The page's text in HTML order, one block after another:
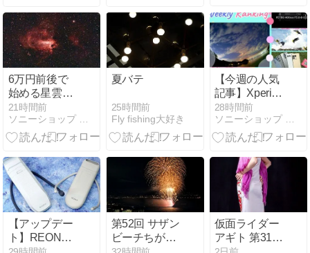
6万円前後で
始める星雲撮
影『Seestar
S30』レビュ
ー メシエ天体
ダから
21時間前
ソニーショップ テックスタッフ Blog
夏バテ
25時間前
Fly fishing大好き
【今週の人気
記事】Xperia
1 VIII耐熱検証
やSEL100400
発表など 今週
TOP7
28時間前
ソニーショップ テックスタッフ Blog
【アップデー
ト】REON
第52回 サザン
ビーチちがさ
仮面ライダー
アギト 第31話